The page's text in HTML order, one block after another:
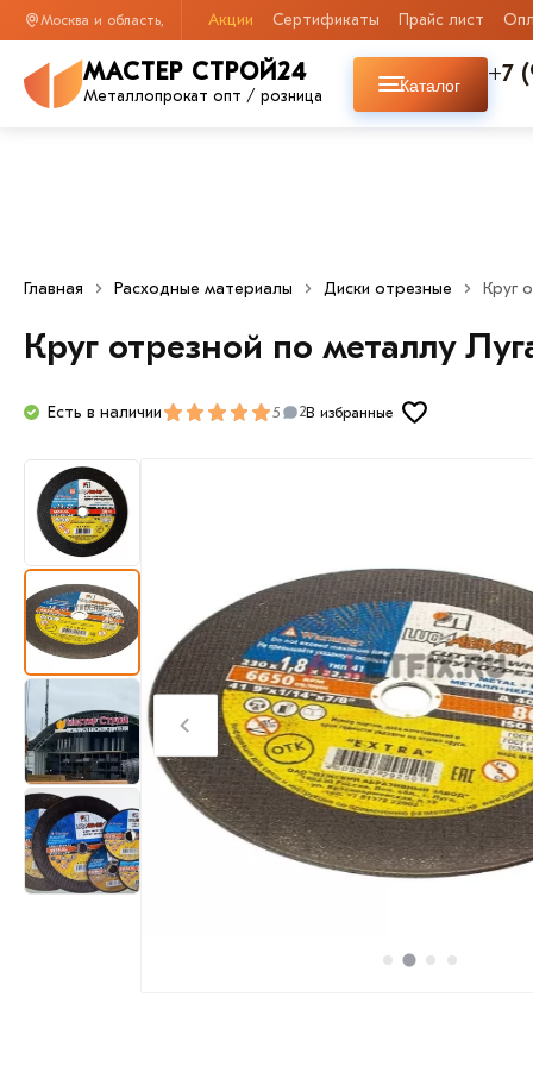
Москва и область, Акции Сертификаты Прайс лист
МАСТЕР СТРОЙ24
Металлопрокат опт / розница Каталог +7
Главная Расходные материалы Диски отрезные Круг
Круг отрезной по металлу
Есть в наличии 5 2В избранные